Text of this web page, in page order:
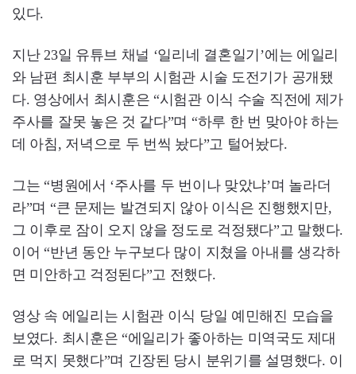
있다.
지난 23일 유튜브 채널 ‘일리네 결혼일기’에는 에일리
와 남편 최시훈 부부의 시험관 시술 도전기가 공개됐
다. 영상에서 최시훈은 “시험관 이식 수술 직전에 제가
주사를 잘못 놓은 것 같다”며 “하루 한 번 맞아야 하는
데 아침, 저녁으로 두 번씩 놨다”고 털어놨다.
그는 “병원에서 ‘주사를 두 번이나 맞았냐’며 놀라더
라”며 “큰 문제는 발견되지 않아 이식은 진행했지만,
그 이후로 잠이 오지 않을 정도로 걱정됐다”고 말했다.
이어 “반년 동안 누구보다 많이 지쳤을 아내를 생각하
면 미안하고 걱정된다”고 전했다.
영상 속 에일리는 시험관 이식 당일 예민해진 모습을
보였다. 최시훈은 “에일리가 좋아하는 미역국도 제대
로 먹지 못했다”며 긴장된 당시 분위기를 설명했다. 이